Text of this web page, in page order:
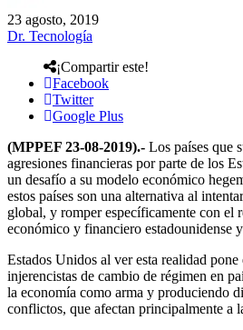
23 agosto, 2019
Dr. Tecnología
¡Compartir este!
Facebook
Twitter
Google Plus
(MPPEF 23-08-2019).- Los países que
agresiones financieras por parte de los
un desafío a su modelo económico
estos países son una alternativa al
global, y romper específicamente con el
económico y financiero estadounidense
Estados Unidos al ver esta realidad
injerencistas de cambio de régimen en
la economía como arma y produciendo
conflictos, que afectan principalmente a